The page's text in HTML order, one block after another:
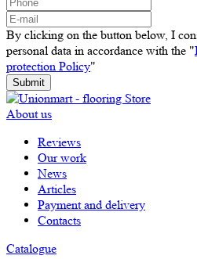
By clicking on the button below, I
personal data in accordance with the "
protection Policy"
Submit
About us
Reviews
Our work
News
Articles
Payment and delivery
Contacts
Catalogue